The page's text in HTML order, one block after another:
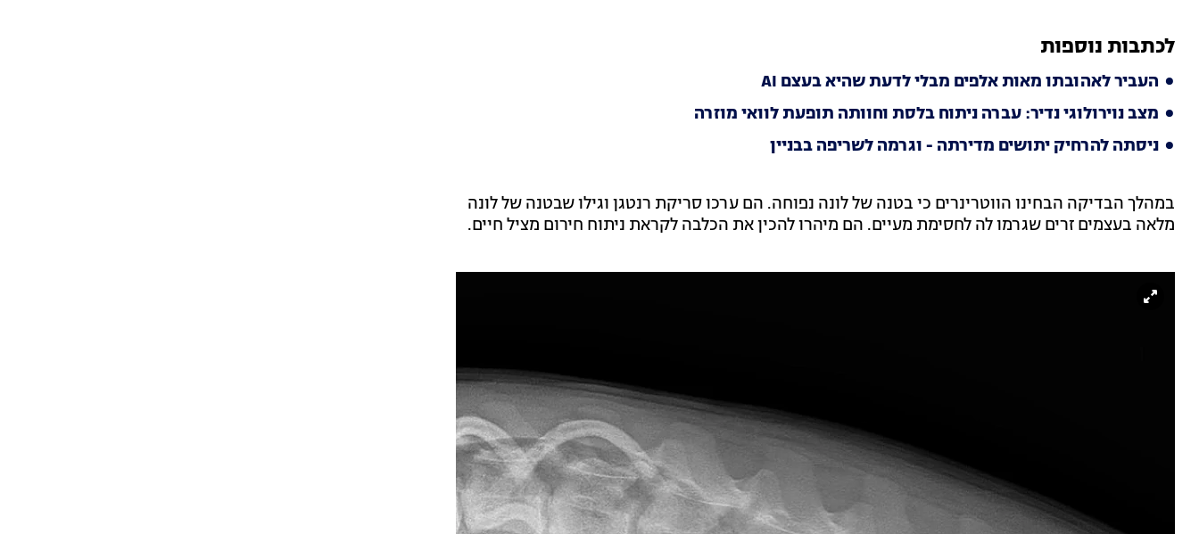
לכתבות נוספות
העביר לאהובתו מאות אלפים מבלי לדעת שהיא בעצם AI
מצב נוירולוגי נדיר: עברה ניתוח בלסת וחוותה תופעת לוואי מוזרה
ניסתה להרחיק יתושים מדירתה - וגרמה לשריפה בבניין
במהלך הבדיקה הבחינו הווטרינרים כי בטנה של לונה נפוחה. הם ערכו סריקת רנטגן וגילו שבטנה של לונה
מלאה בעצמים זרים שגרמו לה לחסימת מעיים. הם מיהרו להכין את הכלבה לקראת ניתוח חירום מציל חיים.